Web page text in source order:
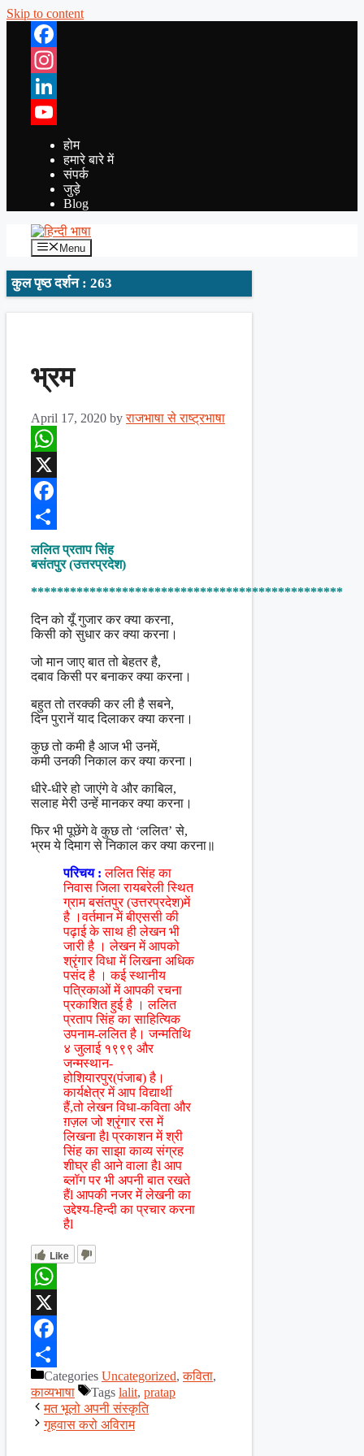
Skip to content
Facebook
Instagram
LinkedIn
YouTube
होम
हमारे बारे में
संपर्क
जुड़े
Blog
Menu
कुल पृष्ठ दर्शन : 263
भ्रम
April 17, 2020 byराजभाषा से राष्ट्रभाषा
WhatsApp
X
Facebook
Share
ललित प्रताप सिंह
बसंतपुर (उत्तरप्रदेश)
************************************************
दिन को यूँ गुजार कर क्या करना,
किसी को सुधार कर क्या करना।
जो मान जाए बात तो बेहतर है,
दबाव किसी पर बनाकर क्या करना।
बहुत तो तरक्की कर ली है सबने,
दिन पुरानें याद दिलाकर क्या करना।
कुछ तो कमी है आज भी उनमें,
कमी उनकी निकाल कर क्या करना।
धीरे-धीरे हो जाएंगे वे और काबिल,
सलाह मेरी उन्हें मानकर क्या करना।
फिर भी पूछेंगे वे कुछ तो ‘ललित’ से,
भ्रम ये दिमाग से निकाल कर क्या करना॥
परिचय : ललित सिंह का
निवास जिला रायबरेली स्थित
ग्राम बसंतपुर (उत्तरप्रदेश)में
है ।वर्तमान में बीएससी की
पढ़ाई के साथ ही लेखन भी
जारी है । लेखन में आपको
श्रृंगार विधा में लिखना अधिक
पसंद है । कई स्थानीय
पत्रिकाओं में आपकी रचना
प्रकाशित हुई है । ललित
प्रताप सिंह का साहित्यिक
उपनाम-ललित है। जन्मतिथि
४ जुलाई १९९९ और
जन्मस्थान-
होशियारपुर(पंजाब) है।
कार्यक्षेत्र में आप विद्यार्थी
हैं,तो लेखन विधा-कविता और
ग़ज़ल जो श्रृंगार रस में
लिखना हैl प्रकाशन में श्री
सिंह का साझा काव्य संग्रह
शीघ्र ही आने वाला हैl आप
ब्लॉग पर भी अपनी बात रखते
हैंl आपकी नजर में लेखनी का
उद्देश्य-हिन्दी का प्रचार करना
हैl
Like
WhatsApp
X
Facebook
ShareCategories Uncategorized,कविता,
काव्यभाषा
Tags lalit, pratap
मत भूलो अपनी संस्कृति
गृहवास करो अविराम